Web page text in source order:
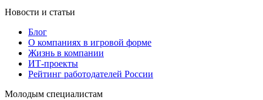
Новости и статьи
Блог
О компаниях в игровой форме
Жизнь в компании
ИТ-проекты
Рейтинг работодателей России
Молодым специалистам